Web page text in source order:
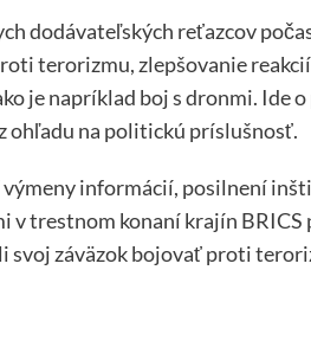
dodávateľských reťazcov
terorizmu, zlepšovanie
je napríklad boj s dronmi. Ide
ohľadu na politickú príslušnosť.
informácií, posilnení
v trestnom konaní krajín
záväzok bojovať proti